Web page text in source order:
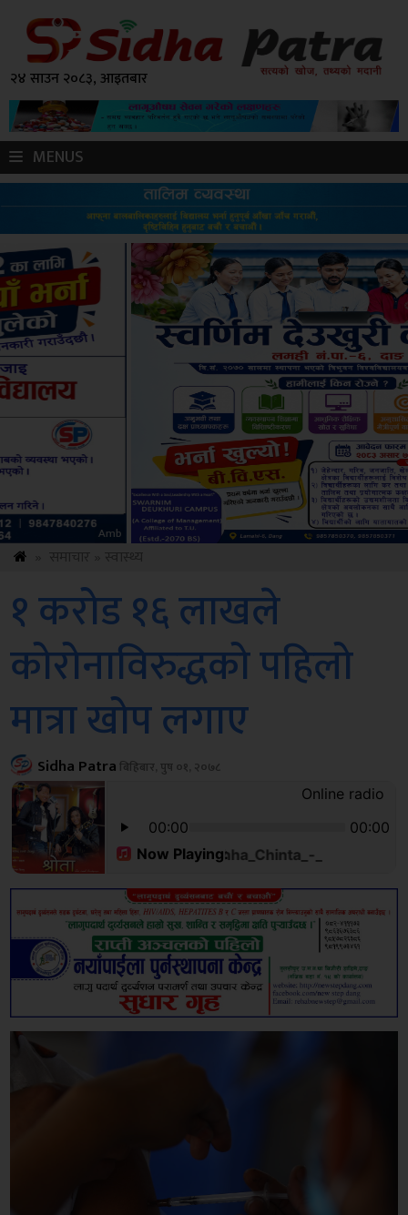
२४ साउन २०८३, आइतबार
MENUS
Sdc
१ करोड १६ लाखले
कोरोनाविरुद्धको पहिलो
मात्रा खोप लगाए
Sidha Patraबिहिबार, पुष ०१, २०७८